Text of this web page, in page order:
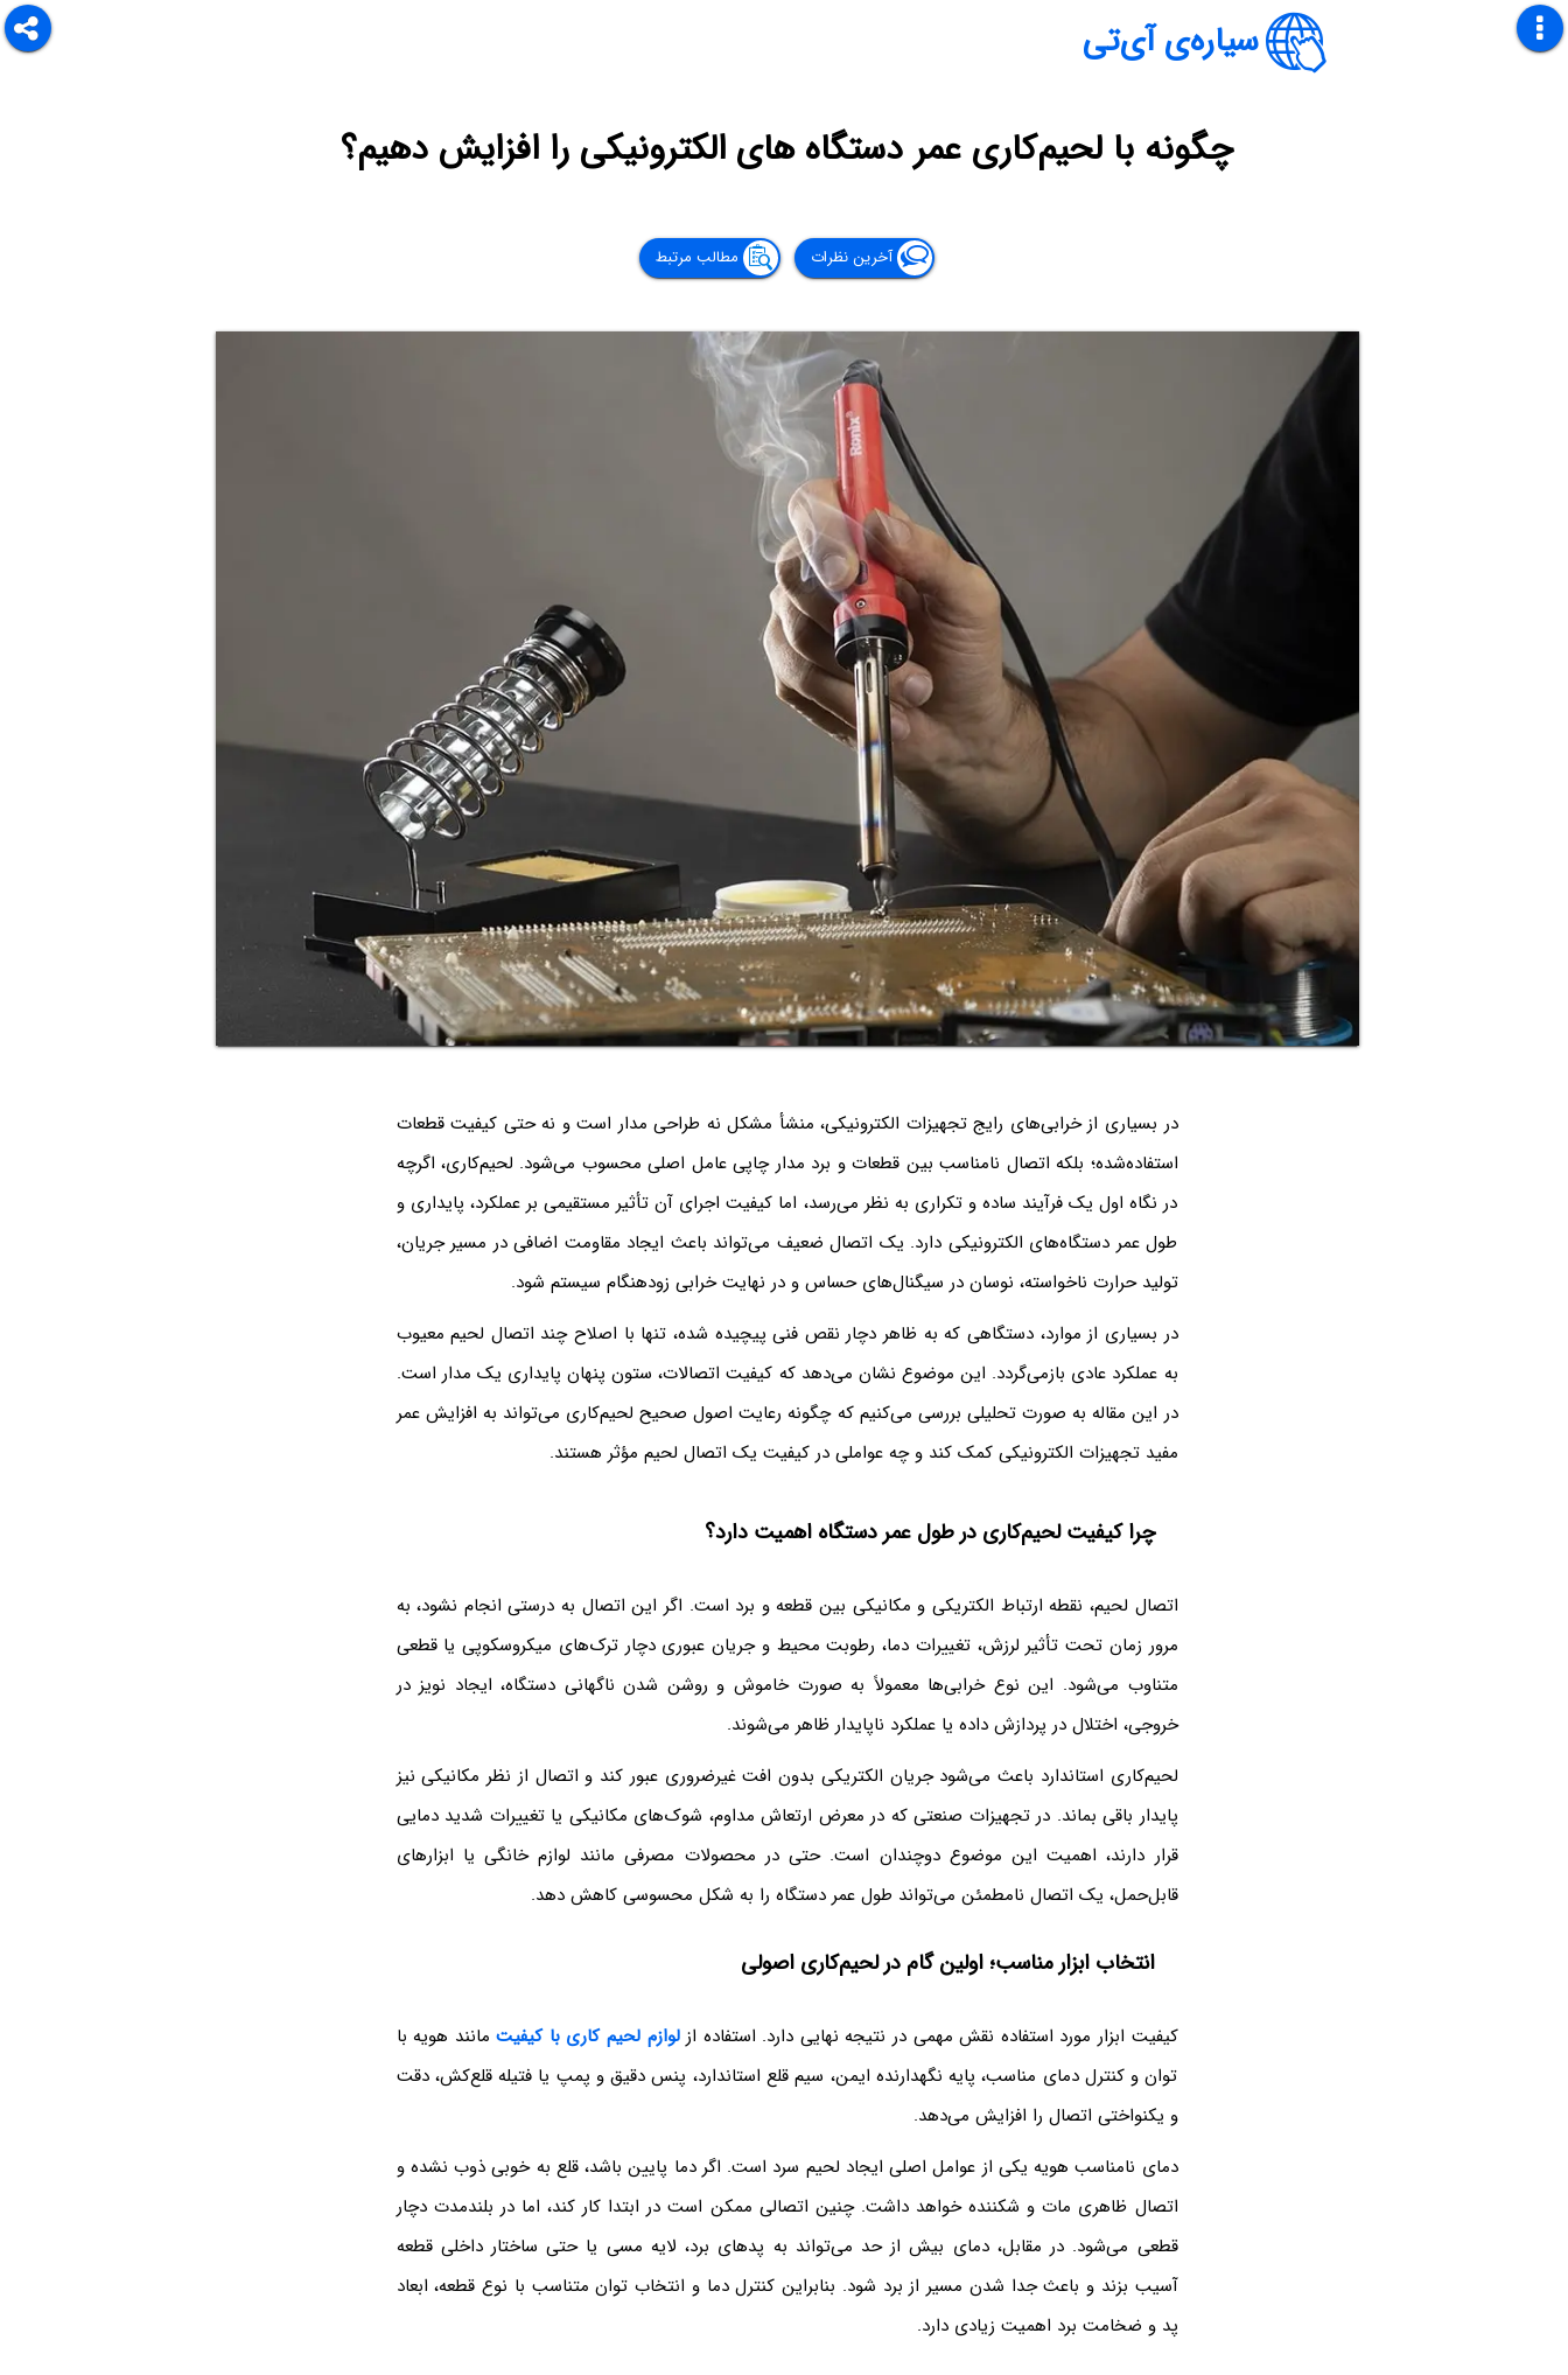
سیاره‌ی آی‌تی
چگونه با لحیم‌کاری عمر دستگاه های الکترونیکی را افزایش دهیم؟
آخرین نظرات مطالب مرتبط
در بسیاری از خرابی‌های رایج تجهیزات الکترونیکی، منشأ مشکل نه طراحی مدار است و نه حتی کیفیت قطعات
استفاده‌شده؛ بلکه اتصال نامناسب بین قطعات و برد مدار چاپی عامل اصلی محسوب می‌شود. لحیم‌کاری، اگرچه
در نگاه اول یک فرآیند ساده و تکراری به نظر می‌رسد، اما کیفیت اجرای آن تأثیر مستقیمی بر عملکرد، پایداری و
طول عمر دستگاه‌های الکترونیکی دارد. یک اتصال ضعیف می‌تواند باعث ایجاد مقاومت اضافی در مسیر جریان،
تولید حرارت ناخواسته، نوسان در سیگنال‌های حساس و در نهایت خرابی زودهنگام سیستم شود.
در بسیاری از موارد، دستگاهی که به ظاهر دچار نقص فنی پیچیده شده، تنها با اصلاح چند اتصال لحیم معیوب
به عملکرد عادی بازمی‌گردد. این موضوع نشان می‌دهد که کیفیت اتصالات، ستون پنهان پایداری یک مدار است.
در این مقاله به صورت تحلیلی بررسی می‌کنیم که چگونه رعایت اصول صحیح لحیم‌کاری می‌تواند به افزایش عمر
مفید تجهیزات الکترونیکی کمک کند و چه عواملی در کیفیت یک اتصال لحیم مؤثر هستند.
چرا کیفیت لحیم‌کاری در طول عمر دستگاه اهمیت دارد؟
اتصال لحیم، نقطه ارتباط الکتریکی و مکانیکی بین قطعه و برد است. اگر این اتصال به درستی انجام نشود، به
مرور زمان تحت تأثیر لرزش، تغییرات دما، رطوبت محیط و جریان عبوری دچار ترک‌های میکروسکوپی یا قطعی
متناوب می‌شود. این نوع خرابی‌ها معمولاً به صورت خاموش و روشن شدن ناگهانی دستگاه، ایجاد نویز در
خروجی، اختلال در پردازش داده یا عملکرد ناپایدار ظاهر می‌شوند.
لحیم‌کاری استاندارد باعث می‌شود جریان الکتریکی بدون افت غیرضروری عبور کند و اتصال از نظر مکانیکی نیز
پایدار باقی بماند. در تجهیزات صنعتی که در معرض ارتعاش مداوم، شوک‌های مکانیکی یا تغییرات شدید دمایی
قرار دارند، اهمیت این موضوع دوچندان است. حتی در محصولات مصرفی مانند لوازم خانگی یا ابزارهای
قابل‌حمل، یک اتصال نامطمئن می‌تواند طول عمر دستگاه را به شکل محسوسی کاهش دهد.
انتخاب ابزار مناسب؛ اولین گام در لحیم‌کاری اصولی
کیفیت ابزار مورد استفاده نقش مهمی در نتیجه نهایی دارد. استفاده ازلوازم لحیم کاری با کیفیتمانند هویه با
توان و کنترل دمای مناسب، پایه نگهدارنده ایمن، سیم قلع استاندارد، پنس دقیق و پمپ یا فتیله قلع‌کش، دقت
و یکنواختی اتصال را افزایش می‌دهد.
دمای نامناسب هویه یکی از عوامل اصلی ایجاد لحیم سرد است. اگر دما پایین باشد، قلع به خوبی ذوب نشده و
اتصال ظاهری مات و شکننده خواهد داشت. چنین اتصالی ممکن است در ابتدا کار کند، اما در بلندمدت دچار
قطعی می‌شود. در مقابل، دمای بیش از حد می‌تواند به پدهای برد، لایه مسی یا حتی ساختار داخلی قطعه
آسیب بزند و باعث جدا شدن مسیر از برد شود. بنابراین کنترل دما و انتخاب توان متناسب با نوع قطعه، ابعاد
پد و ضخامت برد اهمیت زیادی دارد.